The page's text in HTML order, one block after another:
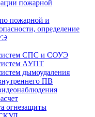
пожарной
пожарной и
определение
СПС и СОУЭ
АУПТ
дымоудаления
ПВ
огнезащиты